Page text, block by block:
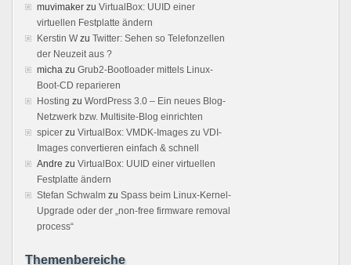
muvimaker zu VirtualBox: UUID einer
virtuellen Festplatte ändern
Kerstin Wzu Twitter: Sehen so Telefonzellen
der Neuzeit aus ?
micha zu Grub2-Bootloader mittels Linux-
Boot-CD reparieren
Hosting zu WordPress 3.0 – Ein neues Blog-
Netzwerk bzw. Multisite-Blog einrichten
spicer zu VirtualBox: VMDK-Images zu VDI-
Images convertieren einfach & schnell
Andre zu VirtualBox: UUID einer virtuellen
Festplatte ändern
Stefan Schwalm zu Spass beim Linux-Kernel-
Upgrade oder der „non-free firmware removal
process“
Themenbereiche